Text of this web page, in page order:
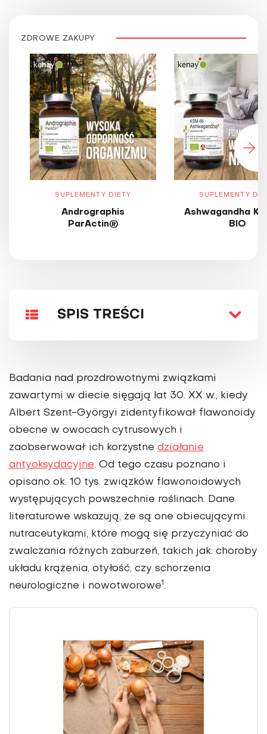
ZDROWE ZAKUPY
SUPLEMENTY DIETY
Andrographis
ParActin®
SUPLEMENTY
Ashwagandha
BIO
SPIS TREŚCI
Badania nad prozdrowotnymi związ­kami
zawartymi w diecie sięgają lat 30. XX w., kiedy
Albert Szent-Györgyi zidentyfikował flawonoidy
obecne w owocach cytrusowych i
zaobserwował ich korzystne działanie
antyoksydacyj­ne. Od tego czasu poznano i
opisano ok. 10 tys. związków flawonoidowych
występujących powszechnie roślinach. Dane
literaturowe wskazują, że są one obiecującymi
nutraceutykami, które mogą się przyczyniać do
zwalczania różnych zaburzeń, takich jak: choroby
układu krążenia, otyłość, czy schorze­nia
neurologiczne i nowotworowe1.